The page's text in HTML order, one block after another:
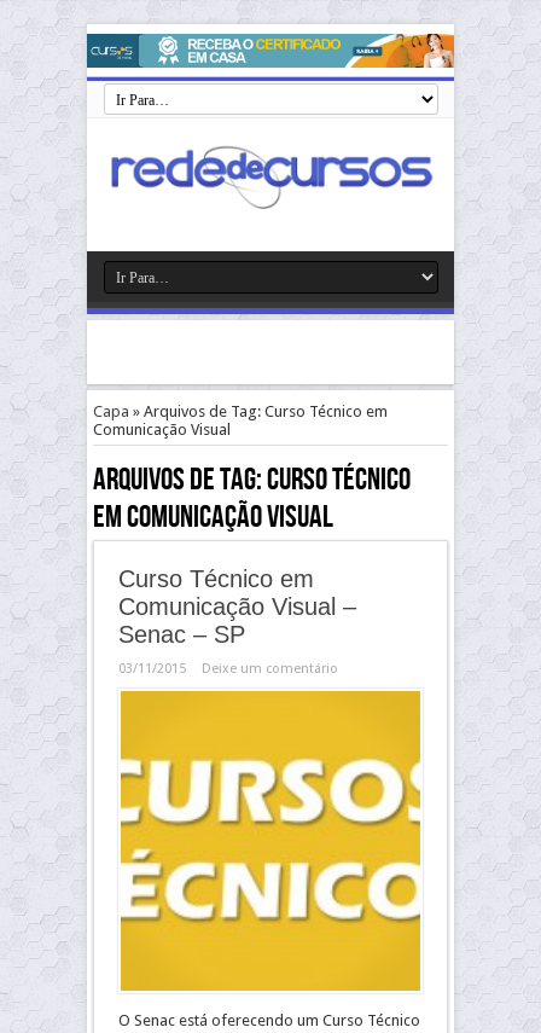
Capa » Arquivos de Tag: Curso Técnico em
Comunicação Visual
Arquivos de Tag:Curso Técnico
em Comunicação Visual
Curso Técnico em
Comunicação Visual –
Senac – SP
03/11/2015 Deixe um comentário
O Senac está oferecendo um Curso Técnico